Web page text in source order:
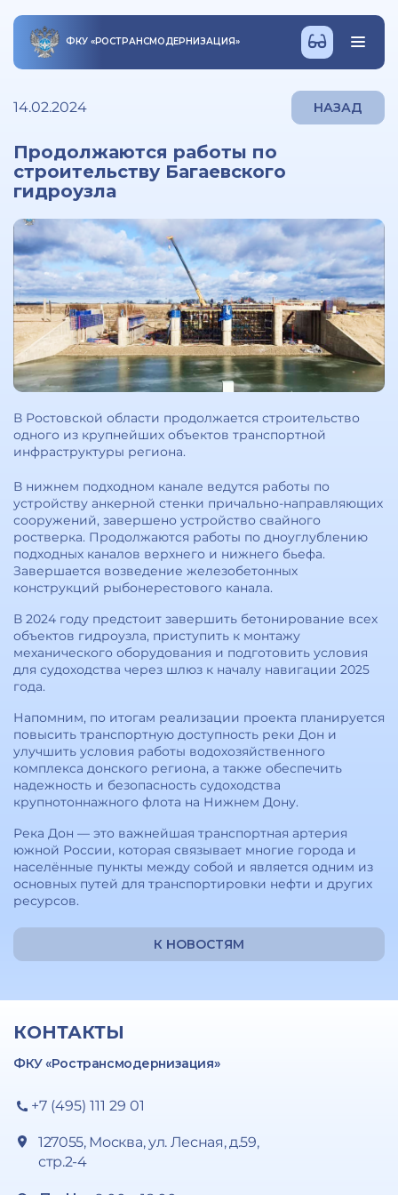
ФКУ «РОСТРАНСМОДЕРНИЗАЦИЯ»
14.02.2024 НАЗАД
Продолжаются работы по
строительству Багаевского
гидроузла
В Ростовской области продолжается строительство
одного из крупнейших объектов транспортной
инфраструктуры региона.
В нижнем подходном канале ведутся работы по
устройству анкерной стенки причально-направляющих
сооружений, завершено устройство свайного
ростверка. Продолжаются работы по дноуглублению
подходных каналов верхнего и нижнего бьефа.
Завершается возведение железобетонных
конструкций рыбонерестового канала.
В 2024 году предстоит завершить бетонирование всех
объектов гидроузла, приступить к монтажу
механического оборудования и подготовить условия
для судоходства через шлюз к началу навигации 2025
года.
Напомним, по итогам реализации проекта планируется
повысить транспортную доступность реки Дон и
улучшить условия работы водохозяйственного
комплекса донского региона, а также обеспечить
надежность и безопасность судоходства
крупнотоннажного флота на Нижнем Дону.
Река Дон — это важнейшая транспортная артерия
южной России, которая связывает многие города и
населённые пункты между собой и является одним из
основных путей для транспортировки нефти и других
ресурсов.
К НОВОСТЯМ
КОНТАКТЫ
ФКУ «Ространсмодернизация»
+7 (495) 111 29 01
127055, Москва, ул. Лесная, д.59,
стр.2-4